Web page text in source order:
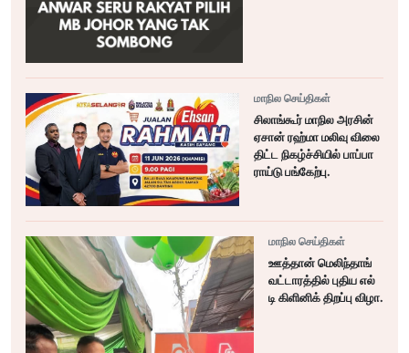
மாநில செய்திகள்
சிலாங்கூர் மாநில அரசின்
ஏசான் ரஹ்மா மலிவு விலை
திட்ட நிகழ்ச்சியில் பாப்பா
ராய்டு பங்கேற்பு.
மாநில செய்திகள்
ஊத்தான் மெலிந்தாங்
வட்டாரத்தில் புதிய எல்
டி கிளினிக் திறப்பு விழா.